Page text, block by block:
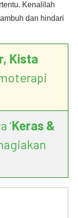
Kenalilah
dan hindari
Kista
‘Keras &